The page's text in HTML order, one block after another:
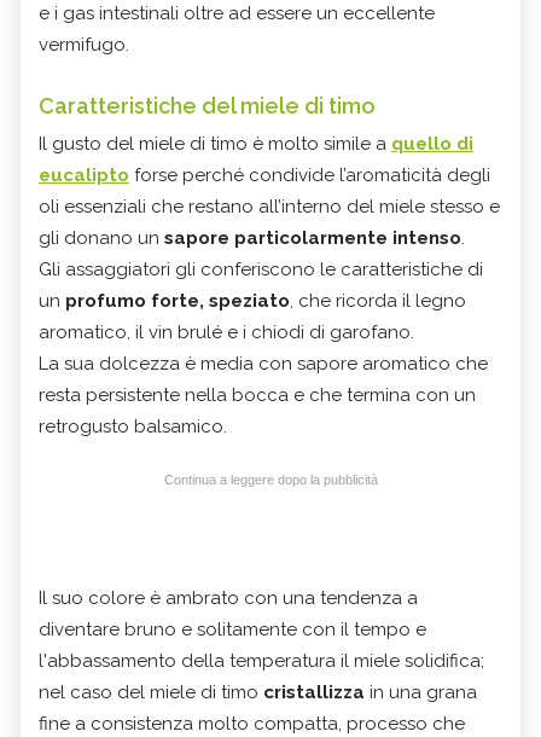
e i gas intestinali oltre ad essere un eccellente
vermifugo.
Caratteristiche del miele di timo
Il gusto del miele di timo è molto simile a quello di
eucalipto forse perché condivide l’aromaticità degli
oli essenziali che restano all’interno del miele stesso e
gli donano un sapore particolarmente intenso.
Gli assaggiatori gli conferiscono le caratteristiche di
un profumo forte, speziato, che ricorda il legno
aromatico, il vin brulé e i chiodi di garofano.
La sua dolcezza è media con sapore aromatico che
resta persistente nella bocca e che termina con un
retrogusto balsamico.
Continua a leggere dopo la pubblicità
Il suo colore è ambrato con una tendenza a
diventare bruno e solitamente con il tempo e
l'abbassamento della temperatura il miele solidifica;
nel caso del miele di timo cristallizza in una grana
fine a consistenza molto compatta, processo che